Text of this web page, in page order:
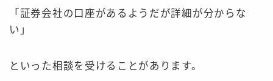
「証券会社の口座があるようだが詳細が分からな
い」
といった相談を受けることがあります。